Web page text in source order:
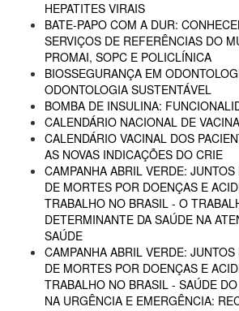
HEPATITES VIRAIS
BATE-PAPO COM A DUR:
SERVIÇOS DE REFERÊNCIAS DO
PROMAI, SOPC E POLICLÍNICA
BIOSSEGURANÇA EM
ODONTOLOGIA SUSTENTÁVEL
BOMBA DE INSULINA:
CALENDÁRIO NACIONAL DE
CALENDÁRIO VACINAL DOS
AS NOVAS INDICAÇÕES DO CRIE
CAMPANHA ABRIL VERDE:
DE MORTES POR DOENÇAS E
TRABALHO NO BRASIL - O
DETERMINANTE DA SAÚDE NA
SAÚDE
CAMPANHA ABRIL VERDE:
DE MORTES POR DOENÇAS E
TRABALHO NO BRASIL - SAÚDE
NA URGÊNCIA E EMERGÊNCIA: